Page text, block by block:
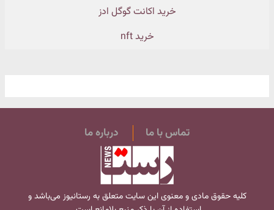
خرید اکانت گوگل ادز
خرید nft
تماس با ما درباره ما
کلیه حقوق مادی و معنوی این سایت متعلق به رستانیوز می‌باشد و